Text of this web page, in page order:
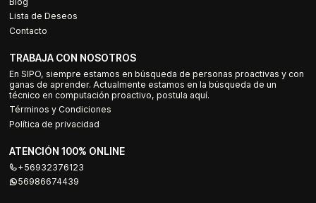
Lista de Deseos
Contacto
TRABAJA CON NOSOTROS
En SIPO, siempre estamos en búsqueda de personas proactivas y con
ganas de aprender. Actualmente estamos en la búsqueda de un
técnico en computación proactivo, postula aquí.
Términos y Condiciones
Política de privacidad
ATENCIÓN 100% ONLINE
+56932376123
56986674439